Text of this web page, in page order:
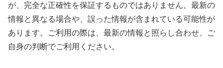
が、完全な正確性を保証するものではありません。最新の
情報と異なる場合や、誤った情報が含まれている可能性が
あります。ご利用の際は、最新の情報と照らし合わせ、ご
自身の判断でご利用ください。